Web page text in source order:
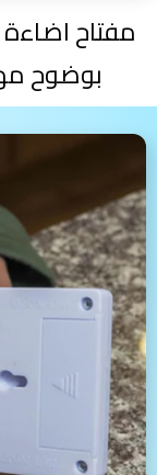
مفتاح
بوضوح